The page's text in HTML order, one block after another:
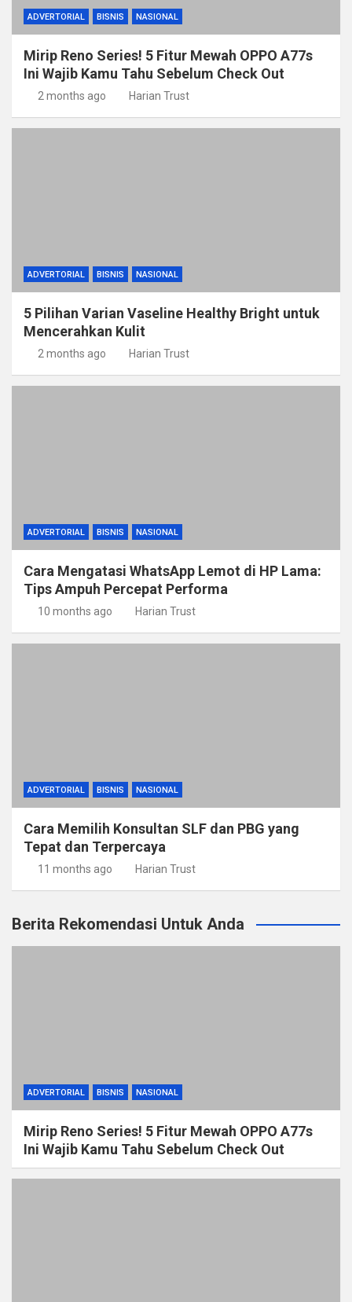
ADVERTORIAL BISNIS NASIONAL
Mirip Reno Series! 5 Fitur Mewah OPPO A77s
Ini Wajib Kamu Tahu Sebelum Check Out
2 months ago Harian Trust
ADVERTORIAL BISNIS NASIONAL
5 Pilihan Varian Vaseline Healthy Bright untuk
Mencerahkan Kulit
2 months ago Harian Trust
ADVERTORIAL BISNIS NASIONAL
Cara Mengatasi WhatsApp Lemot di HP Lama:
Tips Ampuh Percepat Performa
10 months ago Harian Trust
ADVERTORIAL BISNIS NASIONAL
Cara Memilih Konsultan SLF dan PBG yang
Tepat dan Terpercaya
11 months ago Harian Trust
Berita Rekomendasi Untuk Anda
ADVERTORIAL BISNIS NASIONAL
Mirip Reno Series! 5 Fitur Mewah OPPO A77s
Ini Wajib Kamu Tahu Sebelum Check Out